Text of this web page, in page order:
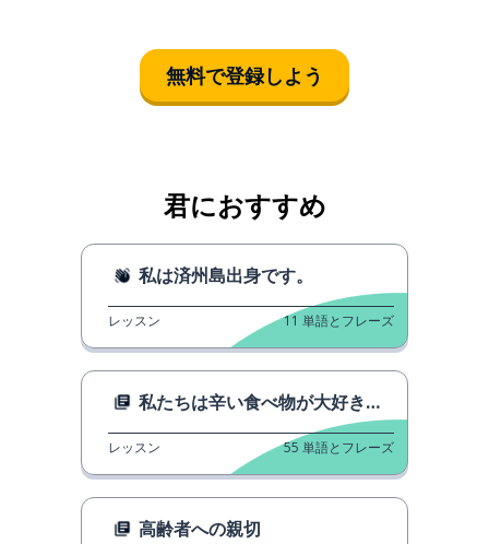
無料で登録しよう
君におすすめ
私は済州島出身です。
レッスン 11 単語とフレーズ
私たちは辛い食べ物が大好きです。
レッスン 55 単語とフレーズ
高齢者への親切